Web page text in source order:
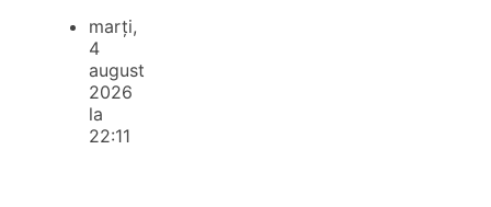
marți,
4
august
2026
la
22:11